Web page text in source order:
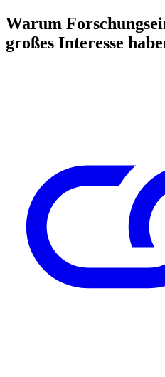
Warum
großes Interesse